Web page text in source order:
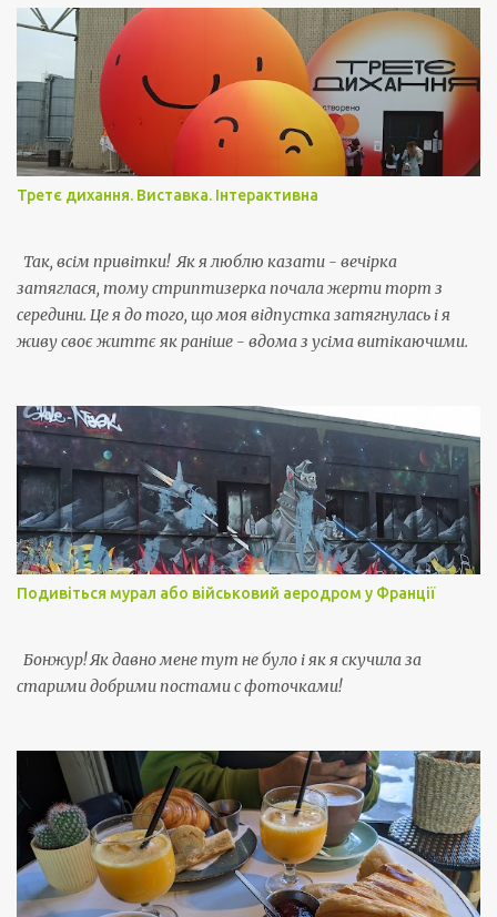
р
Третє дихання. Виставка. Інтерактивна
Так, всім привітки! Як я люблю казати - вечірка
затяглася, тому стриптизерка почала жерти торт з
середини. Це я до того, що моя відпустка затягнулась і я
живу своє життє як раніше - вдома з усіма витікаючими.
Подивіться мурал або військовий аеродром у Франції
Бонжур! Як давно мене тут не було і як я скучила за
старими добрими постами с фоточками!